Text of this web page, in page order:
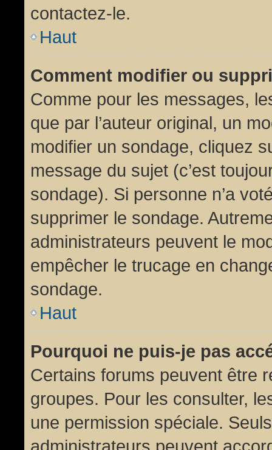
contactez-le.
Haut
Comment modifier ou
Comme pour les messages,
que par l’auteur original, un
modifier un sondage, cliquez
message du sujet (c’est
sondage). Si personne n’a
supprimer le sondage.
administrateurs peuvent le
empêcher le trucage en
sondage.
Haut
Pourquoi ne puis-je pas
Certains forums peuvent être
groupes. Pour les consulter,
une permission spéciale.